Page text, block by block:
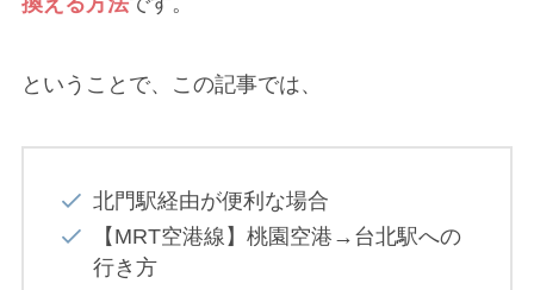
ということで、この記事では、
北門駅経由が便利な場合
【MRT空港線】桃園空港→台北駅への
行き方